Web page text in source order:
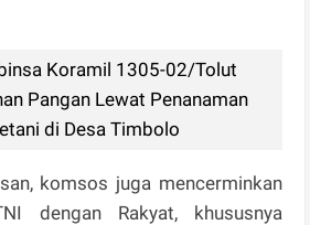
Koramil 1305-02/Tolut
Pangan Lewat Penanaman
di Desa Timbolo
komsos juga mencerminkan
dengan Rakyat, khususnya